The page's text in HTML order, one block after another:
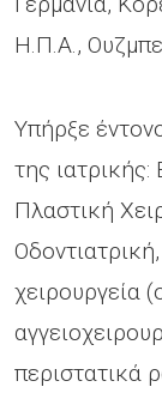
Η.Π.Α.,
Υπήρξε
της
Πλαστική
χειρουργεία
περιστατικά